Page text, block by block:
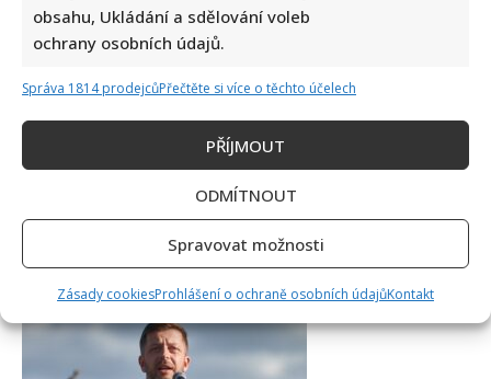
obsahu, Ukládání a sdělování voleb
ochrany osobních údajů.
Správa 1814 prodejcůPřečtěte si více o těchto účelech
PŘÍJMOUT
ODMÍTNOUT
Spravovat možnosti
Zásady cookiesProhlášení o ochraně osobních údajůKontakt
Ondřej Sokol utekl před českými vedry do Skotska. S dětmi
se vyfotil v nádherné přírodě
Retro kvíz o socialistických dobrotách: Starší ročníky si